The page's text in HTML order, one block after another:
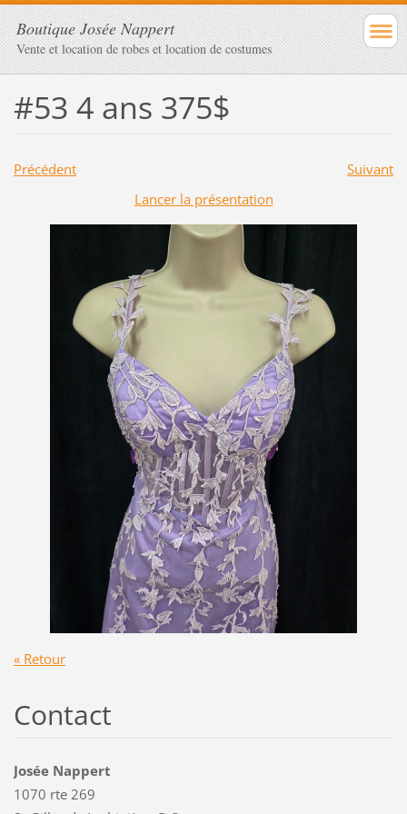
Boutique Josée Nappert
Vente et location de robes et location de costumes
#53 4 ans 375$
Précédent
Suivant
Lancer la présentation
« Retour
Contact
Josée Nappert
1070 rte 269